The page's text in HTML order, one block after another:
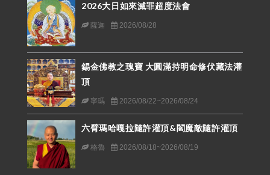
2026大日如來滅罪超度法會
薩迦 2026/08/28
錫金佛教之瑰寶 大圓滿持明命修伏藏法灌
頂
寧瑪 2026/08/22~2026/08/24
六臂瑪哈嘎拉隨許灌頂&閻魔敵隨許灌頂
格魯 2026/08/18~2026/08/19